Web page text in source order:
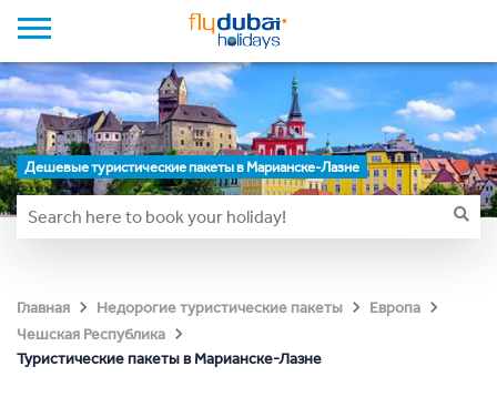
Дешевые туристические пакеты в Марианске-Лазне
Главная Недорогие туристические пакеты
Европа
Чешская Республика
Туристические пакеты в Марианске-Лазне